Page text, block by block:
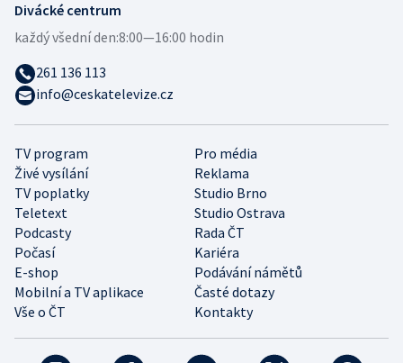
TV program
Pro média
Živé vysílání
Reklama
TV poplatky
Studio Brno
Teletext
Studio Ostrava
Podcasty
Rada ČT
Počasí
Kariéra
E-shop
Podávání námětů
Mobilní a TV aplikace
Časté dotazy
Vše o ČT
Kontakty
Divácké centrum
každý všední den:8:00—16:00 hodin
261 136 113
info@ceskatelevize.cz